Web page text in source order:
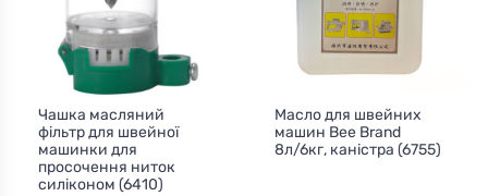
Чашка масляний
фільтр для швейної
машинки для
просочення ниток
силіконом (6410)
Масло для швейних
машин Bee Brand
8л/6кг, каністра (6755)